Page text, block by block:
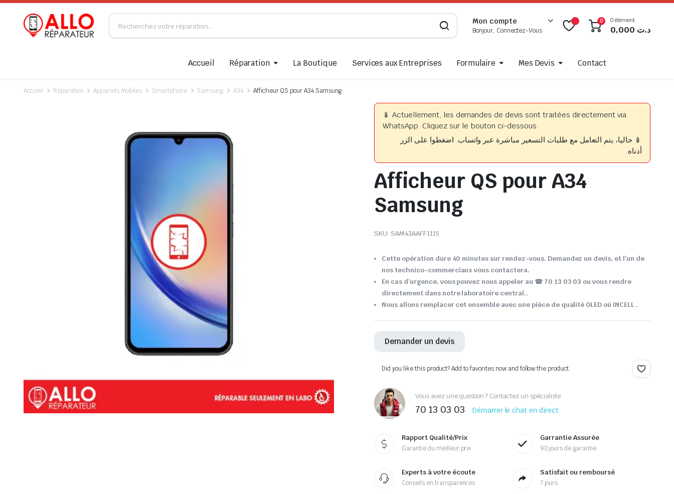
Mon compte
Bonjour, Connectez-Vous
0 0 élément
د.ت
Accueil Réparation La Boutique Services aux Entreprises Formulaire Mes Devis Contact
Accueil Réparation Appareils Mobiles Smartphone Samsung A34 Afficheur QS pour A34 Samsung
📱 Actuellement, les demandes de devis sont traitées directement via
WhatsApp. Cliquez sur le bouton ci-dessous.
📱 حاليا، يتم التعامل مع طلبات التسعير مباشرة عبر واتساب. اضغطوا على الزر
أدناه.
Afficheur QS pour A34
Samsung
SKU: SAM43AAFF1115
Cette opération dure 40 minutes sur rendez-vous. Demandez un devis, et l’un de
nos technico-commerciaux vous contactera.
En cas d’urgence, vous pouvez nous appeler au ☎ 70 13 03 03 ou vous rendre
directement dans notre laboratoire central..
Nous allons remplacer cet ensemble avec une pièce de qualité OLED où INCELL .
Demander un devis
Did you like this product? Add to favorites now and follow the product.
Vous avez une question ? Contactez un spécialiste
70 13 03 03 Démarrer le chat en direct
Rapport Qualité/Prix
Garantie du meilleur prix
Garrantie Assurée
90 jours de garantie
Experts à votre écoute
Conseils en transparences
Satisfait ou remboursé
7 jours